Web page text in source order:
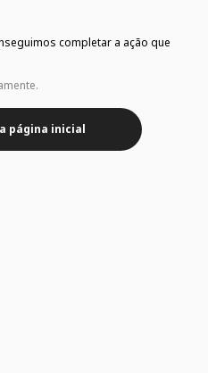
completar a ação que
página inicial